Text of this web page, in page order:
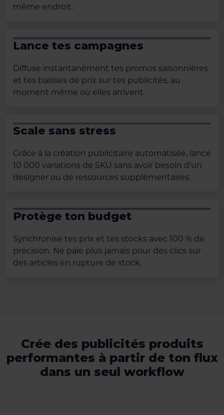
même endroit.
Lance tes campagnes
Diffuse instantanément tes promos saisonnières
et tes baisses de prix sur tes publicités, au
moment même où elles arrivent.
Scale sans stress
Grâce à la création publicitaire automatisée, lance
10 000 variations de SKU sans avoir besoin d'un
designer ou de ressources supplémentaires.
Protège ton budget
Synchronise tes prix et tes stocks avec 100 % de
précision. Ne paie plus jamais pour des clics sur
des articles en rupture de stock.
Crée des publicités produits
performantes à partir de ton flux
dans un seul workflow